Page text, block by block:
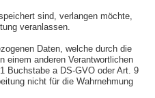
sind, verlangen möchte,
veranlassen.
Daten, welche durch die
einem anderen Verantwortlichen
Buchstabe a DS-GVO oder Art. 9
nicht für die Wahrnehmung